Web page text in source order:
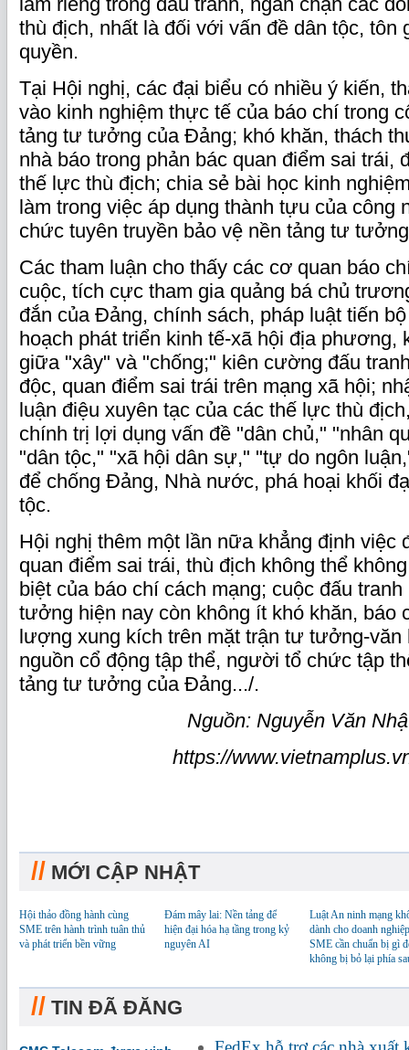
thù địch, nhất là đối với vấn đề dân tộc, tôn
quyền.
Tại Hội nghị, các đại biểu có nhiều ý kiến,
vào kinh nghiệm thực tế của báo chí trong
tảng tư tưởng của Đảng; khó khăn, thách
nhà báo trong phản bác quan điểm sai trái,
thế lực thù địch; chia sẻ bài học kinh
làm trong việc áp dụng thành tựu của công
chức tuyên truyền bảo vệ nền tảng tư
Các tham luận cho thấy các cơ quan báo
cuộc, tích cực tham gia quảng bá chủ
đắn của Đảng, chính sách, pháp luật tiến
hoạch phát triển kinh tế-xã hội địa phương,
giữa "xây" và "chống;" kiên cường đấu
độc, quan điểm sai trái trên mạng xã hội;
luận điệu xuyên tạc của các thế lực thù
chính trị lợi dụng vấn đề "dân chủ," "nhân
"dân tộc," "xã hội dân sự," "tự do ngôn
để chống Đảng, Nhà nước, phá hoại khối
tộc.
Hội nghị thêm một lần nữa khẳng định việc
quan điểm sai trái, thù địch không thể
biệt của báo chí cách mạng; cuộc đấu
tưởng hiện nay còn không ít khó khăn, báo
lượng xung kích trên mặt trận tư tưởng-văn
nguồn cổ động tập thể, người tổ chức tập
tảng tư tưởng của Đảng.../.
Nguồn: Nguyễn Văn
https://
// MỚI CẬP NHẬT
Hội thảo đồng hành cùng
SME trên hành trình tuân thủ
và phát triển bền vững
Đám mây lai: Nền tảng để
hiện đại hóa hạ tầng trong kỷ
nguyên AI
Luật An ninh mạng
dành cho doanh
SME cần chuẩn bị gì
không bị bỏ lại phía
// TIN ĐÃ ĐĂNG